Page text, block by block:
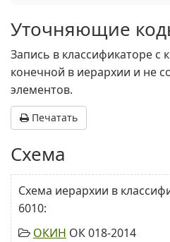
Уточняющие
Запись в классификаторе с
конечной в иерархии и не
элементов.
Печатать
Схема
Схема иерархии в
6010:
ОКИН ОК 018-2014